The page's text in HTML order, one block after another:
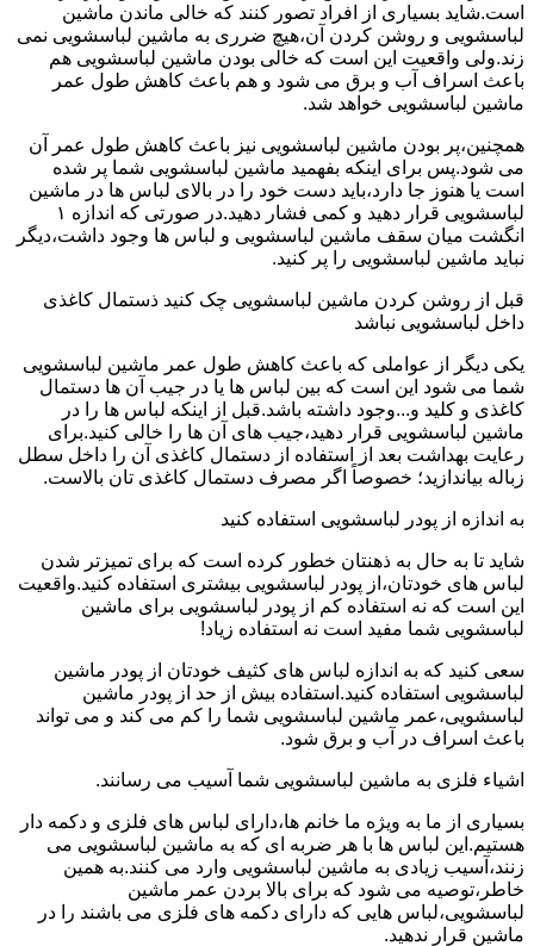
است.شاید بسیاری از افراد تصور کنند که خالی ماندن ماشین
لباسشویی و روشن کردن آن،هیچ ضرری به ماشین لباسشویی نمی
زند.ولی واقعیت این است که خالی بودن ماشین لباسشویی هم
باعث اسراف آب و برق می شود و هم باعث کاهش طول عمر
ماشین لباسشویی خواهد شد.
همچنین،پر بودن ماشین لباسشویی نیز باعث کاهش طول عمر آن
می شود.پس برای اینکه بفهمید ماشین لباسشویی شما پر شده
است یا هنوز جا دارد،باید دست خود را در بالای لباس ها در ماشین
لباسشویی قرار دهید و کمی فشار دهید.در صورتی که اندازه ۱
انگشت میان سقف ماشین لباسشویی و لباس ها وجود داشت،دیگر
نباید ماشین لباسشویی را پر کنید.
قبل از روشن کردن ماشین لباسشویی چک کنید ذستمال کاغذی
داخل لباسشویی نباشد
یکی دیگر از عواملی که باعث کاهش طول عمر ماشین لباسشویی
شما می شود این است که بین لباس ها یا در جیب آن ها دستمال
کاغذی و کلید و...وجود داشته باشد.قبل از اینکه لباس ها را در
ماشین لباسشویی قرار دهید،جیب های آن ها را خالی کنید.برای
رعایت بهداشت بعد از استفاده از دستمال کاغذی آن را داخل سطل
زباله بیاندازید؛ خصوصاً اگر مصرف دستمال کاغذی تان بالاست.
به اندازه از پودر لباسشویی استفاده کنید
شاید تا به حال به ذهنتان خطور کرده است که برای تمیزتر شدن
لباس های خودتان،از پودر لباسشویی بیشتری استفاده کنید.واقعیت
این است که نه استفاده کم از پودر لباسشویی برای ماشین
لباسشویی شما مفید است نه استفاده زیاد!
سعی کنید که به اندازه لباس های کثیف خودتان از پودر ماشین
لباسشویی استفاده کنید.استفاده بیش از حد از پودر ماشین
لباسشویی،عمر ماشین لباسشویی شما را کم می کند و می تواند
باعث اسراف در آب و برق شود.
اشیاء فلزی به ماشین لباسشویی شما آسیب می رسانند.
بسیاری از ما به ویژه ما خانم ها،دارای لباس های فلزی و دکمه دار
هستیم.این لباس ها با هر ضربه ای که به ماشین لباسشویی می
زنند،آسیب زیادی به ماشین لباسشویی وارد می کنند.به همین
خاطر،توصیه می شود که برای بالا بردن عمر ماشین
لباسشویی،لباس هایی که دارای دکمه های فلزی می باشند را در
ماشین قرار ندهید.